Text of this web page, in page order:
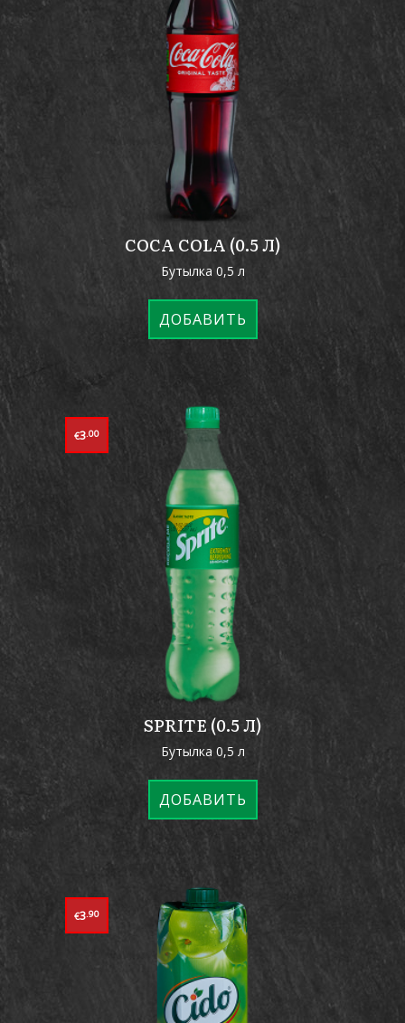
COCA COLA (0.5 Л)
Бутылка 0,5 л
ДОБАВИТЬ
SPRITE (0.5 Л)
Бутылка 0,5 л
€3.00
ДОБАВИТЬ
€3.90